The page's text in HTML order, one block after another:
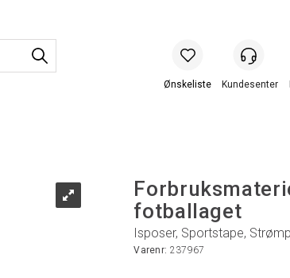
fotballaget
Isposer, Sportstape,
Varenr: 237967